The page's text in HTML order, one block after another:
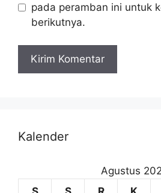
pada peramban ini untuk
berikutnya.
Kalender
Agustus